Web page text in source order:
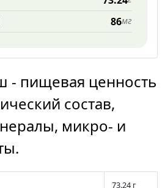
86мг
- пищевая ценность
состав,
микро- и
73.24 г